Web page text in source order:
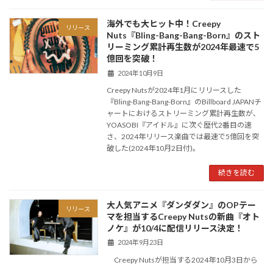
リリース
海外でも大ヒット中！Creepy
Nuts『Bling-Bang-Bang-Born』のスト
リーミング累計再生数が2024年最速で5
億回を突破！
2024年10月9日
Creepy Nutsが2024年1月にリリースした
『Bling-Bang-Bang-Born』のBillboard JAPANチ
ャートにおけるストリーミング累計再生数が、
YOASOBI『アイドル』に次ぐ歴代2番目の速
さ、2024年リリース楽曲では最速で5億回を突
破した(2024年10月2日付)。
続きを読む
リリース
大人気アニメ『ダンダダン』のOPテー
マを担当するCreepy Nutsの新曲『オト
ノケ』が10/4に配信リリース決定！
2024年9月23日
Creepy Nutsが担当する2024年10月3日から